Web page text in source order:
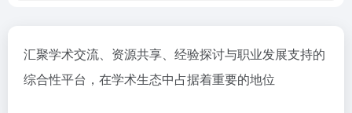
汇聚学术交流、资源共享、经验探讨与职业发展支持的
综合性平台，在学术生态中占据着重要的地位